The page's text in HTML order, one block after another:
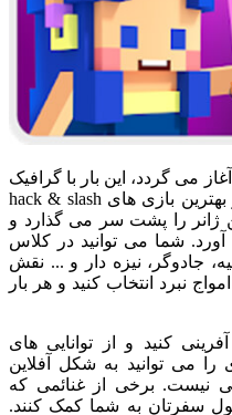
آغاز می گردد، این بار با گرافیک
پیکسلی سه بعدی! این بازی یکی از بهترین بازی های hack & slash
ژانر را پشت سر می گذارد و
آورد. شما می توانید در کلاس
جادوگر، نیزه دار و ... نقش
نبرد انتخاب کنید و هر بار
کنید و از توانایی های
را می توانید به شکل آفلاین
نیست. برخی از غنائمی که
سفرتان به شما کمک کنند.